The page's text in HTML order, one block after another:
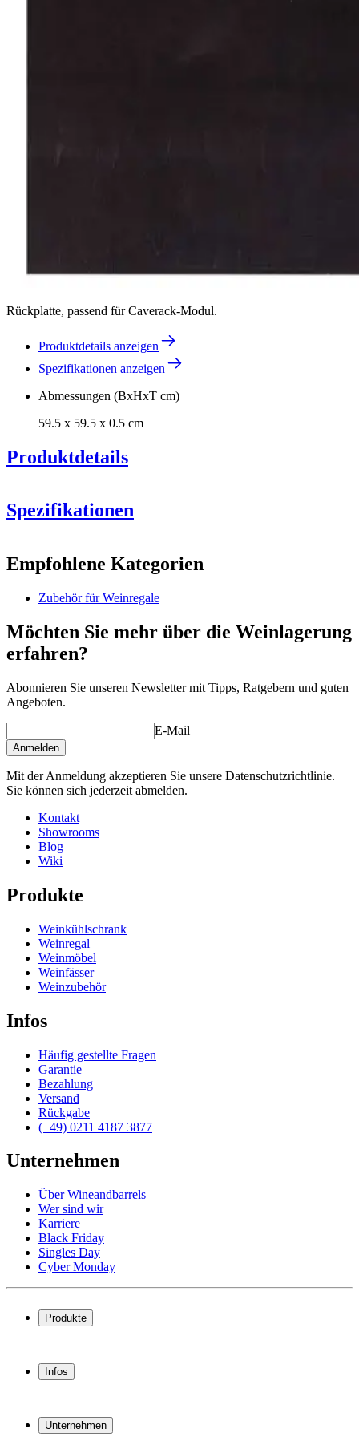
Rückplatte, passend für Caverack-Modul.
Produktdetails anzeigen
Spezifikationen anzeigen
Abmessungen (BxHxT cm)
59.5 x 59.5 x 0.5 cm
Produktdetails
Spezifikationen
ProduktnummerS6BLACK
Allgemein
HerstellerCaverack
OberflächeSchwarz
Höhe (cm)59.5
Breite (cm)
Tiefe (cm)0.5
Gewicht (kg)0.3
Empfohlene Kategorien
Zubehör für Weinregale
Möchten Sie mehr über die Weinlagerung
erfahren?
Abonnieren Sie unseren Newsletter mit Tipps, Ratgebern und guten
Angeboten.
E-Mail
Anmelden
Mit der Anmeldung akzeptieren Sie unsere Datenschutzrichtlinie.
Sie können sich jederzeit abmelden.
Kontakt
Showrooms
Blog
Wiki
Produkte
Weinkühlschrank
Weinregal
Weinmöbel
Weinfässer
Weinzubehör
Infos
Häufig gestellte Fragen
Garantie
Bezahlung
Versand
Rückgabe
(+49) 0211 4187 3877
Unternehmen
Über Wineandbarrels
Wer sind wir
Karriere
Black Friday
Singles Day
Cyber Monday
Produkte
Weinregal
Weinmöbel
Infos
Garantie
Bezahlung
Unternehmen